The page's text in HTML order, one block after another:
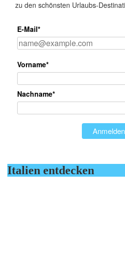
zu den schönsten Urlaubs-
E-Mail*
Vorname*
Nachname*
Anmelden
Italien entdecken